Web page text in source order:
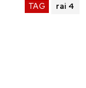
TAG rai 4